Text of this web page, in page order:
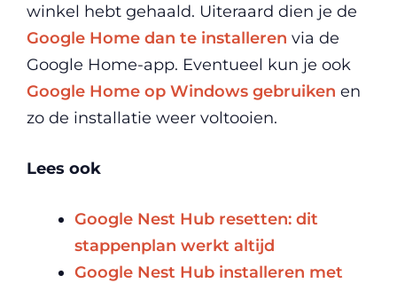
winkel hebt gehaald. Uiteraard dien je de
Google Home dan te installeren via de
Google Home-app. Eventueel kun je ook
Google Home op Windows gebruiken en
zo de installatie weer voltooien.
Lees ook
Google Nest Hub resetten: dit
stappenplan werkt altijd
Google Nest Hub installeren met